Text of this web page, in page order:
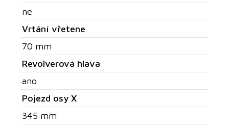
ne
Vrtání vřetene
70 mm
Revolverová hlava
ano
Pojezd osy X
345 mm